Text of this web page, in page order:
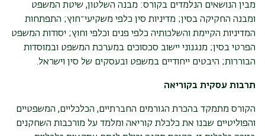
מבין הנושאים הנלמדים בקורס: מבנה השלטון, שיטת המשפט
ומבנה החקיקה בסין; מדיניות סין כלפי משקיעי־חוץ; התפתחות
המדיניות הקיימת והשלכותיה כלפי פנים וכלפי וחוץ; יסודות המשפט
הפרטי בסין; מנגנוני יישוב סכסוכים במערכת המשפט ובמוסדות
הבוררות; היבטים ייחודיים במשפט ובעסקים של סין וישראל.
תרבות עסקית בקוריאה
הקורס מתמקד בהכרת הגורמים החברתיים, הכלכליים, המשפטיים
והפוליטיים שבנו את כלכלת קוריאה ומלמד על מורכבות השחקנים